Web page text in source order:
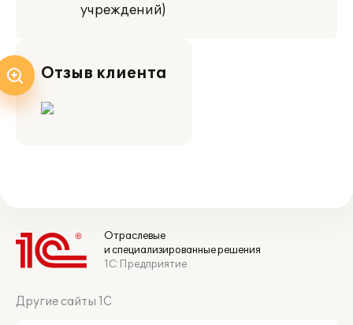
учреждений)
Отзыв клиента
Отраслевые
и специализированные решения
1С:Предприятие
Другие сайты 1С